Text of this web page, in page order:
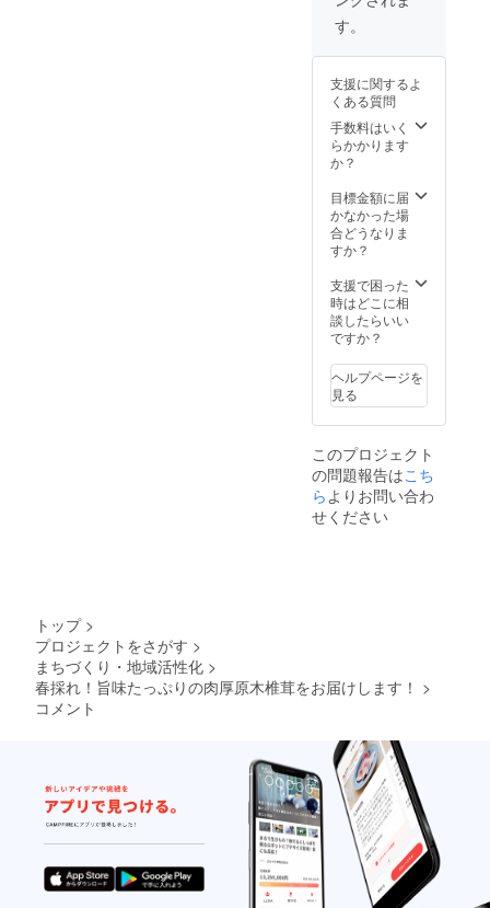
り、送
で設定
してい
るた
め、お
得で
す。 ま
品を１
回の送
料で対
得な
セット
にして
いま
で設定
してい
るた
め、お
得で
す。
べるの
すめで
す。
余った
もの
は、そ
かカッ
トして
冷凍保
保存し
と美味
しさを
そのま
ま次食
も楽し
めま
す。 お
礼の
セージ
付き 価
格につ
いて
ネット
り、送
料込み
で設定
してい
るた
め、お
得で
す。 ま
た、２
社の商
品を１
回の送
す。
支援に関するよ
くある質問
手数料はいく
らかかります
か？
目標金額に届
かなかった場
合どうなりま
すか？
支援で困った
時はどこに相
談したらいい
ですか？
ヘルプページを
見る
このプロジェクト
の問題報告はこち
ら よりお問い合わ
せください
トップ >
プロジェクトをさがす >
まちづくり・地域活性化 >
春採れ！旨味たっぷりの肉厚原木椎茸をお届けします！ >
コメント